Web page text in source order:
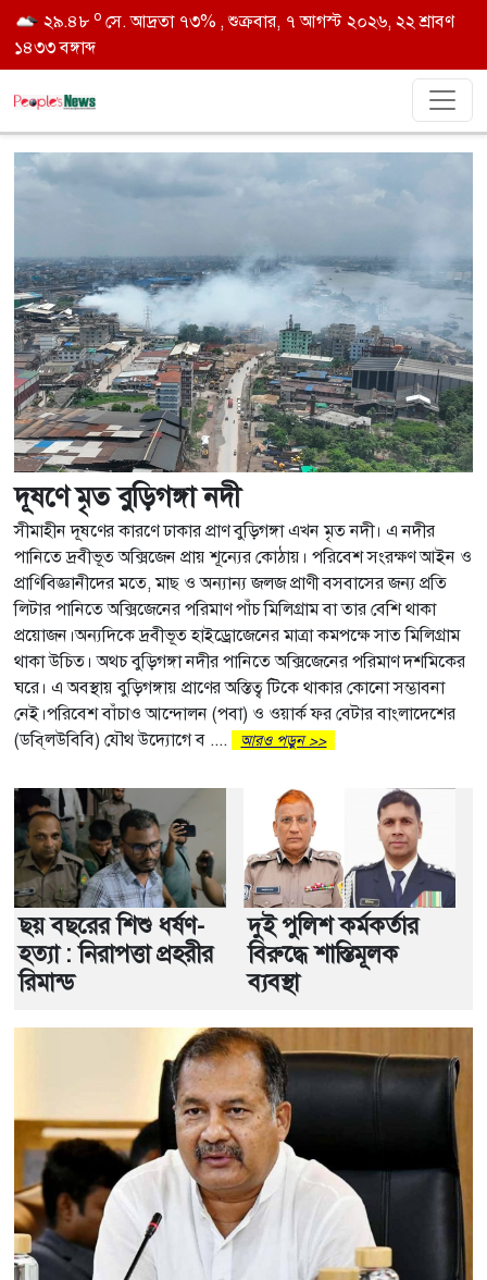
২৯.৪৮ o সে. আদ্রতা ৭৩% , শুক্রবার, ৭ আগস্ট ২০২৬, ২২ শ্রাবণ
১৪৩৩ বঙ্গাব্দ
দূষণে মৃত বুড়িগঙ্গা নদী
সীমাহীন দূষণের কারণে ঢাকার প্রাণ বুড়িগঙ্গা এখন মৃত নদী। এ নদীর
পানিতে দ্রবীভূত অক্সিজেন প্রায় শূন্যের কোঠায়। পরিবেশ সংরক্ষণ আইন ও
প্রাণিবিজ্ঞানীদের মতে, মাছ ও অন্যান্য জলজ প্রাণী বসবাসের জন্য প্রতি
লিটার পানিতে অক্সিজেনের পরিমাণ পাঁচ মিলিগ্রাম বা তার বেশি থাকা
প্রয়োজন।অন্যদিকে দ্রবীভূত হাইড্রোজেনের মাত্রা কমপক্ষে সাত মিলিগ্রাম
থাকা উচিত। অথচ বুড়িগঙ্গা নদীর পানিতে অক্সিজেনের পরিমাণ দশমিকের
ঘরে। এ অবস্থায় বুড়িগঙ্গায় প্রাণের অস্তিত্ব টিকে থাকার কোনো সম্ভাবনা
নেই।পরিবেশ বাঁচাও আন্দোলন (পবা) ও ওয়ার্ক ফর বেটার বাংলাদেশের
(ডবি্লউবিবি) যৌথ উদ্যোগে ব ....
আরও পড়ুন >>
ছয় বছরের শিশু ধর্ষণ-
হত্যা : নিরাপত্তা প্রহরীর
রিমান্ড
দুই পুলিশ কর্মকর্তার
বিরুদ্ধে শাস্তিমূলক
ব্যবস্থা